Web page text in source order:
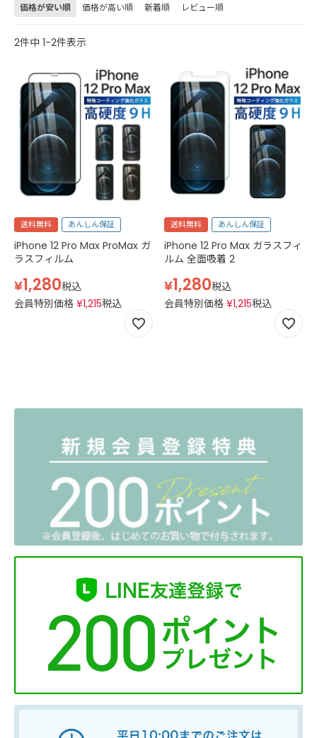
価格が安い順 価格が高い順 新着順 レビュー順
2件中 1-2件表示
送料無料 あんしん保証
iPhone 12 Pro Max ProMax ガ
ラスフィルム
¥1,280税込
会員特別価格 ¥1,215税込
送料無料 あんしん保証
iPhone 12 Pro Max ガラスフィ
ルム 全面吸着 2
¥1,280税込
会員特別価格 ¥1,215税込